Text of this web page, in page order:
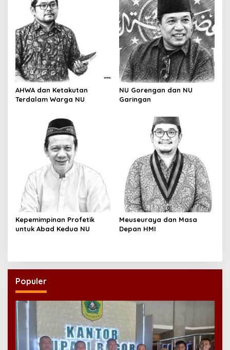
AHWA dan Ketakutan
Terdalam Warga NU
NU Gorengan dan NU
Garingan
Kepemimpinan Profetik
untuk Abad Kedua NU
Meuseuraya dan Masa
Depan HMI
Populer